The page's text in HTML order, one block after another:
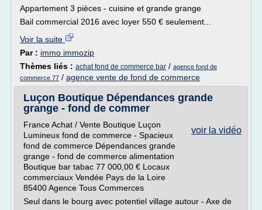
Appartement 3 pièces - cuisine et grande grange
Bail commercial 2016 avec loyer 550 € seulement...
Voir la suite
Par : immo immozip
Thèmes liés : achat fond de commerce bar / agence fond de
commerce 77 / agence vente de fond de commerce
Luçon Boutique Dépendances grande
grange - fond de commer
voir la vidéo
France Achat / Vente Boutique Luçon
Lumineux fond de commerce - Spacieux
fond de commerce Dépendances grande
grange - fond de commerce alimentation
Boutique bar tabac 77 000,00 € Locaux
commerciaux Vendée Pays de la Loire
85400 Agence Tous Commerces
Seul dans le bourg avec potentiel village autour - Axe de